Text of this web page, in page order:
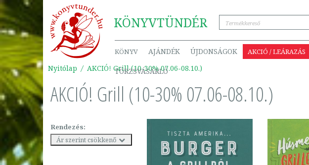
KÖNYVTÜNDÉR
KÖNYV AJÁNDÉK ÚJDONSÁGOK AKCIÓ / LEÁRAZÁS
TÖRZSVÁSÁRLÓ
Nyitólap AKCIÓ! Grill (10-30% 07.06-08.10.)
AKCIÓ! Grill (10-30% 07.06-08.10.)
Rendezés:
Ár szerint csökkenő